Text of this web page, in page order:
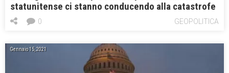
statunitense ci stanno conducendo alla catastrofe
GEOPOLITICA
0
Gennaio 15, 2021